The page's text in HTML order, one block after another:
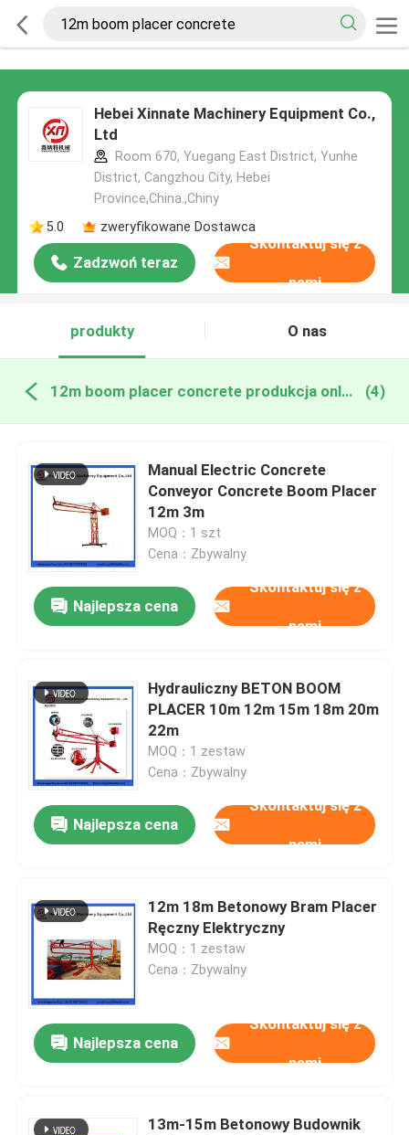
Hebei Xinnate Machinery Equipment Co.,
Ltd
Room 670, Yuegang East District, Yunhe
District, Cangzhou City, Hebei
Province,China.,Chiny
5.0
zweryfikowane Dostawca
Zadzwoń teraz
Skontaktuj się z
nami
produkty O nas
12m boom placer concrete produkcja online (4)
Manual Electric Concrete
Conveyor Concrete Boom Placer
12m 3m
MOQ：1 szt
Cena：Zbywalny
Najlepsza cena
Skontaktuj się z
nami
Hydrauliczny BETON BOOM
PLACER 10m 12m 15m 18m 20m
22m
MOQ：1 zestaw
Cena：Zbywalny
Najlepsza cena
Skontaktuj się z
nami
12m 18m Betonowy Bram Placer
Ręczny Elektryczny
MOQ：1 zestaw
Cena：Zbywalny
Najlepsza cena
Skontaktuj się z
nami
13m-15m Betonowy Budownik